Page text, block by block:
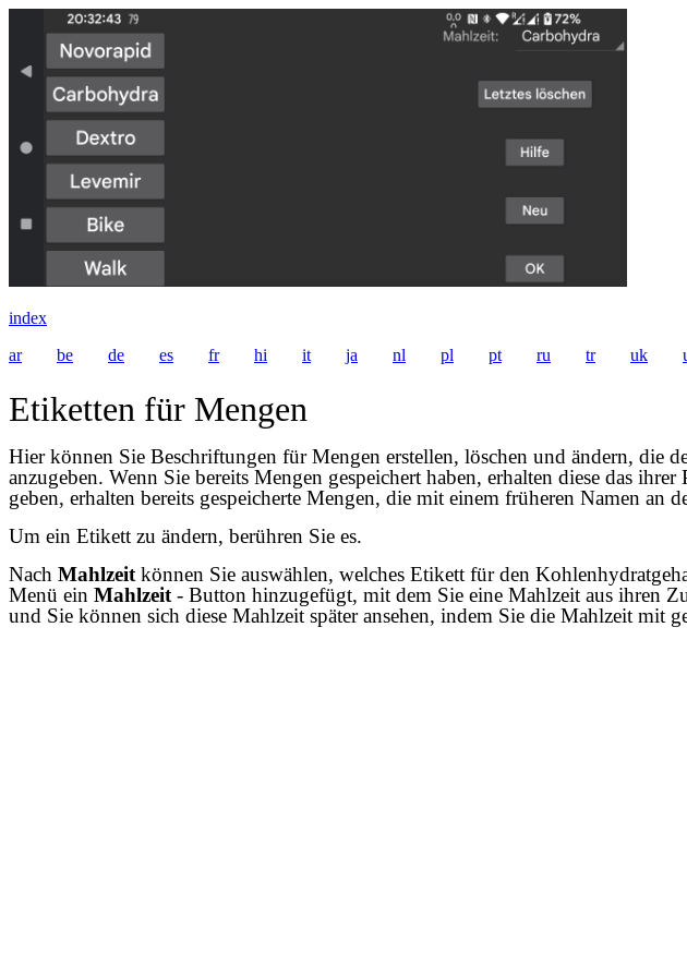
index
ar
be de es fr hi it ja nl pl pt ru tr uk
Etiketten für Mengen
Hier können Sie Beschriftungen für Mengen erstellen, löschen und ändern,
anzugeben. Wenn Sie bereits Mengen gespeichert haben, erhalten diese das
geben, erhalten bereits gespeicherte Mengen, die mit einem früheren Namen an
Um ein Etikett zu ändern, berühren Sie es.
Nach Mahlzeit können Sie auswählen, welches Etikett für den
Menü ein Mahlzeit - Button hinzugefügt, mit dem Sie eine Mahlzeit aus ihren
und Sie können sich diese Mahlzeit später ansehen, indem Sie die Mahlzeit mit